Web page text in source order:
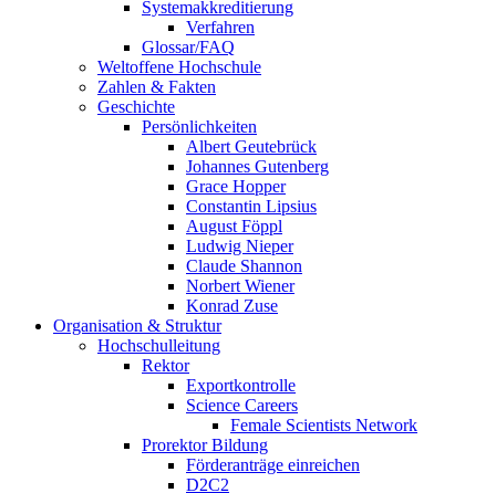
Systemakkreditierung
Verfahren
Glossar/FAQ
Weltoffene Hochschule
Zahlen & Fakten
Geschichte
Persönlichkeiten
Albert Geutebrück
Johannes Gutenberg
Grace Hopper
Constantin Lipsius
August Föppl
Ludwig Nieper
Claude Shannon
Norbert Wiener
Konrad Zuse
Organisation & Struktur
Hochschulleitung
Rektor
Exportkontrolle
Science Careers
Female Scientists Network
Prorektor Bildung
Förderanträge einreichen
D2C2